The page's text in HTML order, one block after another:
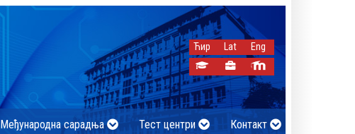
Ћир Lat Eng
Међународна сарадња Тест центри Контакт